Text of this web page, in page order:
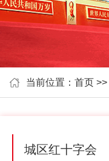
当前位置： 首页 >>
城区红十字会